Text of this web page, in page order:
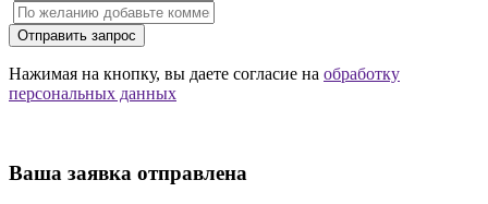
Отправить запрос
Нажимая на кнопку, вы даете согласие на обработку
персональных данных
Ваша заявка отправлена